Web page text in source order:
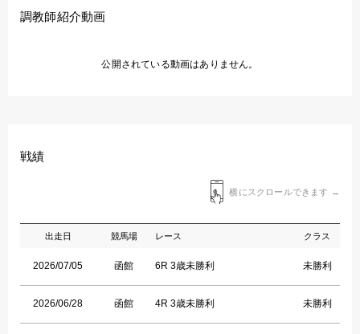
調教師紹介動画
公開されている動画はありません。
戦績
横にスクロールできます →
出走日 競馬場 レース クラス
2026/07/05 函館 6R 3歳未勝利 未勝利
2026/06/28 函館 4R 3歳未勝利 未勝利